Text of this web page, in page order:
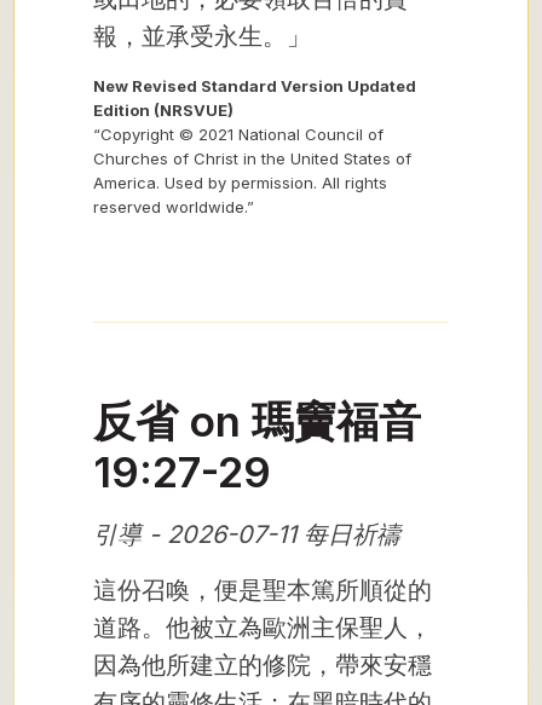
報，並承受永生。」
New Revised Standard Version Updated
Edition (NRSVUE)
“Copyright © 2021 National Council of
Churches of Christ in the United States of
America. Used by permission. All rights
reserved worldwide.”
反省 on 瑪竇福音
19:27-29
引導 - 2026-07-11 每日祈禱
這份召喚，便是聖本篤所順從的
道路。他被立為歐洲主保聖人，
因為他所建立的修院，帶來安穩